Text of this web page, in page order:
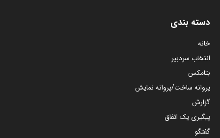
دسته بندی
خانه
انتخاب سردبیر
بتامکس
پروانه ساخت/پروانه نمایش
گزارش
پیگیری یک اتفاق
گفتگو